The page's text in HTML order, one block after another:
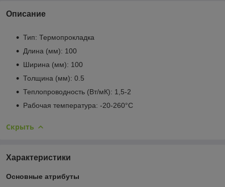
Описание
Тип: Термопрокладка
Длина (мм): 100
Ширина (мм): 100
Толщина (мм): 0.5
Теплопроводность (Вт/мК): 1,5-2
Рабочая температура: -20-260°С
Скрыть
Характеристики
Основные атрибуты